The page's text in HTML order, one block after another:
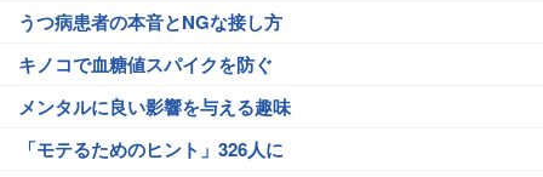
うつ病患者の本音とNGな接し方
キノコで血糖値スパイクを防ぐ
メンタルに良い影響を与える趣味
「モテるためのヒント」326人に